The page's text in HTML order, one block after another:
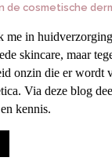
de cosmetische
me in
skincare, maar
onzin die er wordt
Via deze blog
kennis.